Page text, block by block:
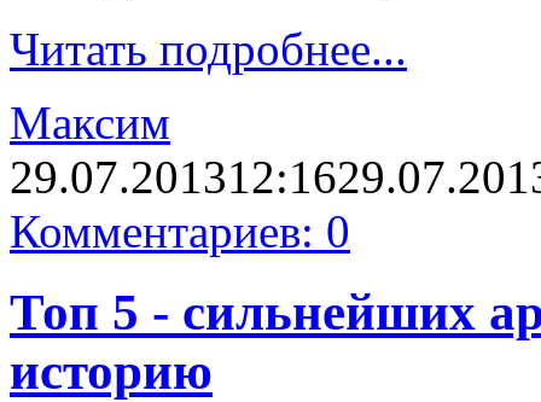
Читать подробнее...
Максим
29.07.201312:16
Комментариев: 0
Топ 5 - сильнейших
историю